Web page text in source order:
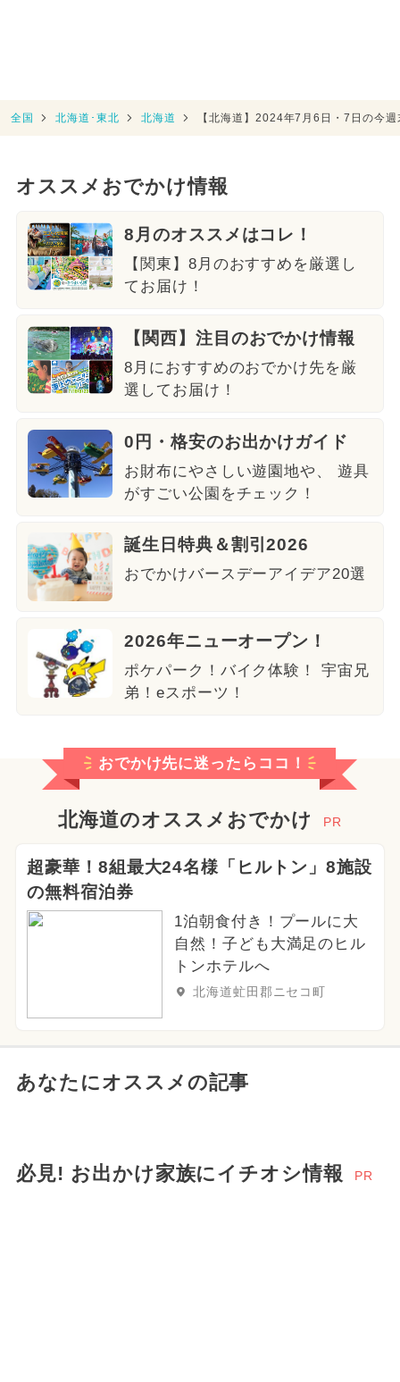
全国 北海道･東北 北海道 【北海道】2024年7月6日・7日の今
オススメおでかけ情報
8月のオススメはコレ！
【関東】8月のおすすめを厳選し
てお届け！
【関西】注目のおでかけ情報
8月におすすめのおでかけ先を厳
選してお届け！
0円・格安のお出かけガイド
お財布にやさしい遊園地や、 遊具
がすごい公園をチェック！
誕生日特典＆割引2026
おでかけバースデーアイデア20選
2026年ニューオープン！
ポケパーク！バイク体験！ 宇宙兄
弟！eスポーツ！
おでかけ先に迷ったらココ！
北海道のオススメおでかけ PR
超豪華！8組最大24名様「ヒルトン」8施設
の無料宿泊券
1泊朝食付き！プールに大
自然！子ども大満足のヒル
トンホテルへ
北海道虻田郡ニセコ町
あなたにオススメの記事
必見! お出かけ家族にイチオシ情報 PR